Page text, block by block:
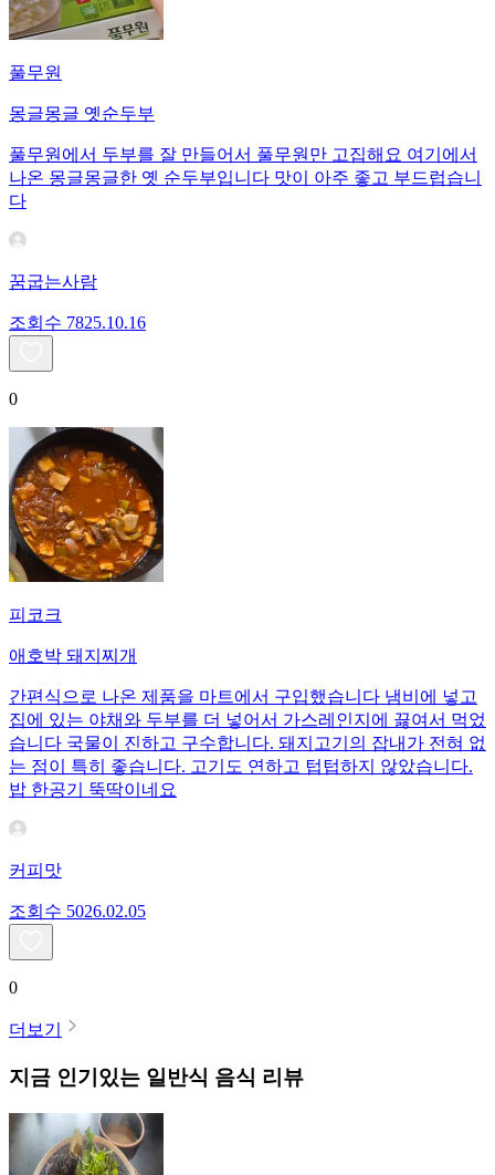
풀무원
몽글몽글 옛순두부
풀무원에서 두부를 잘 만들어서 풀무원만 고집해요 여기에서
나온 몽글몽글한 옛 순두부입니다 맛이 아주 좋고 부드럽습니
다
꿈굽는사람
조회수 7825.10.16
0
피코크
애호박 돼지찌개
간편식으로 나온 제품을 마트에서 구입했습니다 냄비에 넣고
집에 있는 야채와 두부를 더 넣어서 가스레인지에 끓여서 먹었
습니다 국물이 진하고 구수합니다. 돼지고기의 잡내가 전혀 없
는 점이 특히 좋습니다. 고기도 연하고 텁텁하지 않았습니다.
밥 한공기 뚝딱이네요
커피맛
조회수 5026.02.05
0
더보기
지금 인기있는 일반식 음식 리뷰